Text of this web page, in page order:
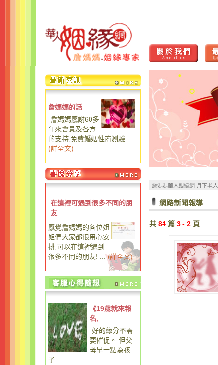
詹媽媽的話
詹媽媽感謝60多
年來會員及各方
的支持,免費婚姻性商測驗
(詳全文)
在這裡可遇到很多不同的朋
友
感覺詹媽媽的各位姐
姐們大家都很用心安
排,可以在這裡遇到
很多不同的朋友! ... (詳全文)
《19歲就來報
名,
好的緣分不需
要催促。 但父
母早一點為孩
子...
詹媽媽華人姻緣網-月下老
網路新聞報導
共 84 篇 3 - 2 頁